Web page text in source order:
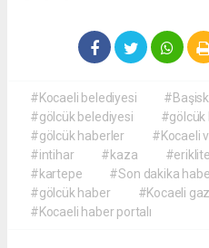
#Kocaeli belediyesi
#gölcük belediyesi
#gölcük
#gölcük haberler
#Kocaeli
#intihar
#kaza
#kartepe
#Son dakika
#gölcük haber
#Kocaeli
#Kocaeli haber portalı